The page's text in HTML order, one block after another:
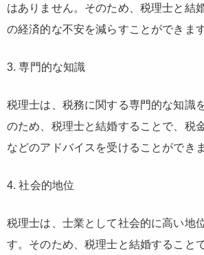
はありません。そのため、税理士と結
の経済的な不安を減らすことができます
3. 専門的な知識
税理士は、税務に関する専門的な知識
のため、税理士と結婚することで、税
などのアドバイスを受けることができま
4. 社会的地位
税理士は、士業として社会的に高い地
す。そのため、税理士と結婚すること